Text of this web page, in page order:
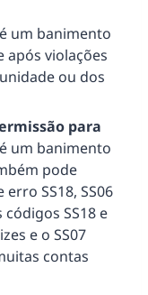
um banimento
violações
ou dos
para
um banimento
pode
SS18, SS06
códigos SS18 e
e o SS07
contas